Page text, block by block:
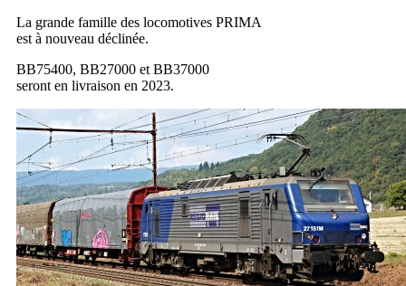
La grande famille des locomotives PRIMA
est à nouveau déclinée.
BB75400, BB27000 et BB37000
seront en livraison en 2023.